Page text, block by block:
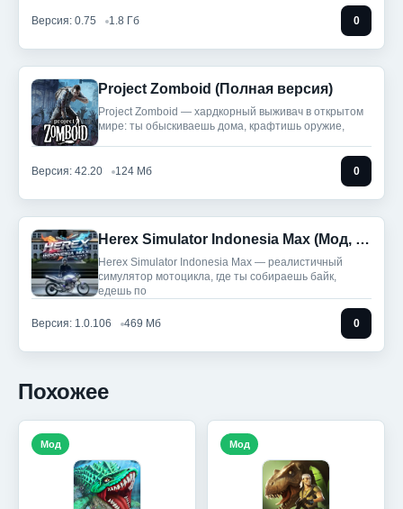
Версия: 0.75 1.8 Гб 0
Project Zomboid (Полная версия)
Project Zomboid — хардкорный выживач в открытом
мире: ты обыскиваешь дома, крафтишь оружие,
Версия: 42.20 124 Мб 0
Herex Simulator Indonesia Max (Мод, Много монет)
Herex Simulator Indonesia Max — реалистичный
симулятор мотоцикла, где ты собираешь байк,
едешь по
Версия: 1.0.106 469 Мб 0
Похожее
Мод Мод